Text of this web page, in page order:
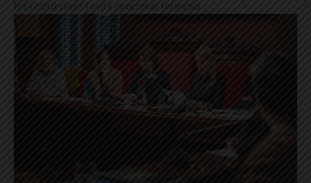
les restriccions i evita concretar terminis